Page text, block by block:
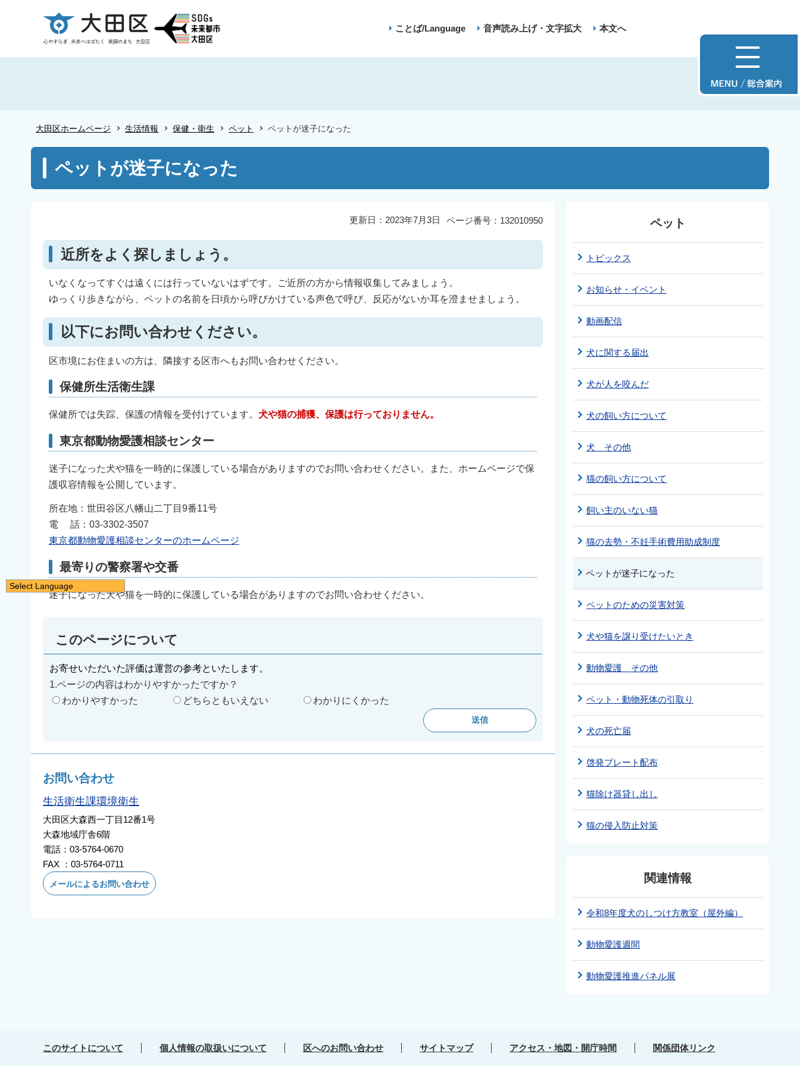
ー
ことば/Language 音声読み上げ・文字拡大 本文へ
大田区ホームページ 生活情報 保健・衛生 ペット ペットが迷子になった
こ
ペットが迷子になった
ページ番号：132010950
更新日：2023年7月3日
近所をよく探しましょう。
いなくなってすぐは遠くには行っていないはずです。ご近所の方から情報収集してみましょう。
ゆっくり歩きながら、ペットの名前を日頃から呼びかけている声色で呼び、反応がないか耳を澄ませましょう。
以下にお問い合わせください。
区市境にお住まいの方は、隣接する区市へもお問い合わせください。
保健所生活衛生課
保健所では失踪、保護の情報を受付けています。 犬や猫の捕獲、保護は行っておりません。
東京都動物愛護相談センター
迷子になった犬や猫を一時的に保護している場合がありますのでお問い合わせください。また、ホームページで保
護収容情報を公開しています。
所在地：世田谷区八幡山二丁目9番11号
電 話：03-3302-3507
東京都動物愛護相談センターのホームページ
最寄りの警察署や交番
迷子になった犬や猫を一時的に保護している場合がありますのでお問い合わせください。
このページについて
お寄せいただいた評価は運営の参考といたします。
1.ページの内容はわかりやすかったですか？
わかりやすかった
どちらともいえない わかりにくかった
お問い合わせ
生活衛生課環境衛生
大田区大森西一丁目12番1号
大森地域庁舎6階
電話：03-5764-0670
FAX ：03-5764-0711
メールによるお問い合わせ
ペット
トピックス
お知らせ・イベント
動画配信
犬に関する届出
犬が人を咬んだ
犬の飼い方について
犬 その他
猫の飼い方について
飼い主のいない猫
猫の去勢・不妊手術費用助成制度
ペットが迷子になった
ペットのための災害対策
犬や猫を譲り受けたいとき
動物愛護 その他
ペット・動物死体の引取り
犬の死亡届
啓発プレート配布
猫除け器貸し出し
猫の侵入防止対策
関連情報
令和8年度犬のしつけ方教室（屋外編）
動物愛護週間
動物愛護推進パネル展
このサイトについて 個人情報の取扱いについて 区へのお問い合わせ サイトマップ アクセス・地図・開庁時間 関係団体リンク
Select Language
繁體中文